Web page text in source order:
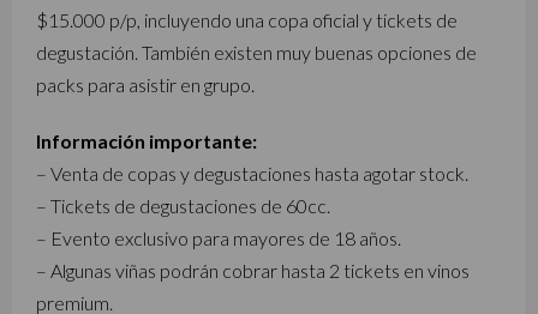
$15.000 p/p, incluyendo una copa oficial y tickets de
degustación. También existen muy buenas opciones de
packs para asistir en grupo.
Información importante:
– Venta de copas y degustaciones hasta agotar stock.
– Tickets de degustaciones de 60cc.
– Evento exclusivo para mayores de 18 años.
– Algunas viñas podrán cobrar hasta 2 tickets en vinos
premium.